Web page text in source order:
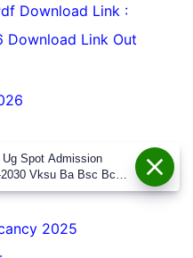
Download Link :
Download Link Out
2025
Spot Admission
Vksu Ba Bsc Bcom
2026-30